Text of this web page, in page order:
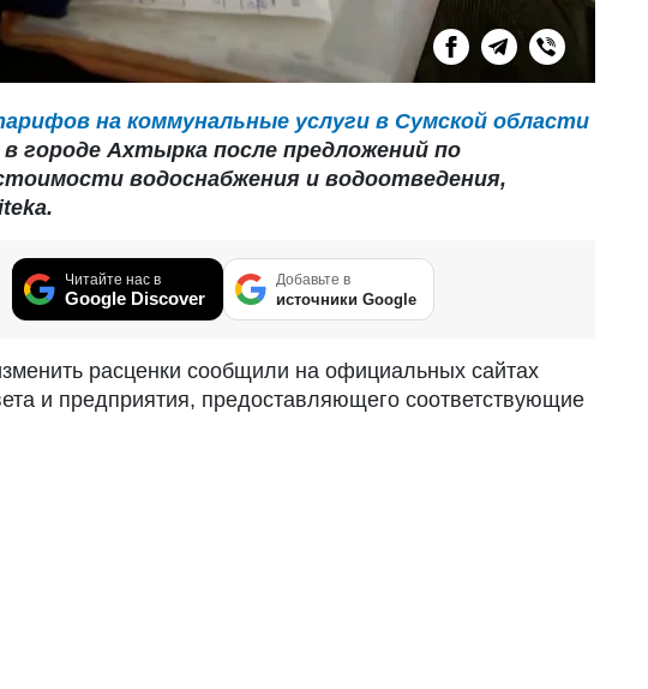
на коммунальные услуги в Сумской области
городе Ахтырка после предложений по
водоснабжения и водоотведения,
Читайте нас в
Google Discover
Добавьте в
источники Google
расценки сообщили на официальных сайтах
и предприятия, предоставляющего соответствующие